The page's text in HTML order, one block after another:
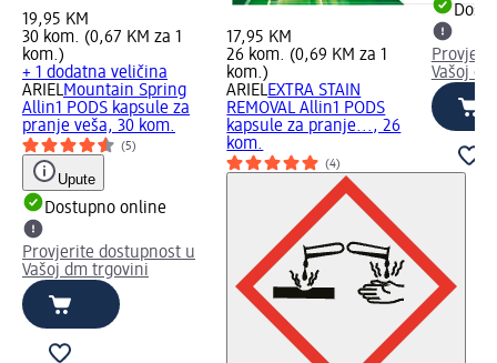
19,95 KM
30 kom. (0,67 KM za 1
kom.)
+ 1 dodatna veličina
ARIELMountain Spring
Allin1 PODS kapsule za
pranje veša, 30 kom.
(5)
Upute
Dostupno online
Provjerite dostupnost u
Vašoj dm trgovini
17,95 KM
26 kom. (0,69 KM za 1
kom.)
ARIELEXTRA STAIN
REMOVAL Allin1 PODS
kapsule za pranje..., 26
kom.
(4)
Vašoj